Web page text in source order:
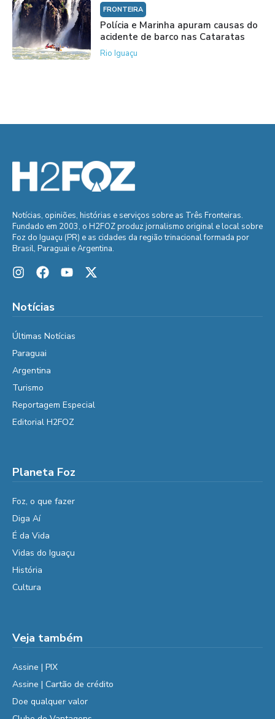
FRONTEIRA
Polícia e Marinha apuram causas do
acidente de barco nas Cataratas
Rio Iguaçu
Notícias, opiniões, histórias e serviços sobre as Três Fronteiras.
Fundado em 2003, o H2FOZ produz jornalismo original e local sobre
Foz do Iguaçu (PR) e as cidades da região trinacional formada por
Brasil, Paraguai e Argentina.
Notícias
Últimas Notícias
Paraguai
Argentina
Turismo
Reportagem Especial
Editorial H2FOZ
Planeta Foz
Foz, o que fazer
Diga Aí
É da Vida
Vidas do Iguaçu
História
Cultura
Veja também
Assine | PIX
Assine | Cartão de crédito
Doe qualquer valor